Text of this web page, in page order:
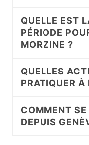
QUELLE EST
PÉRIODE
MORZINE ?
QUELLES
PRATIQUER À
COMMENT SE
DEPUIS